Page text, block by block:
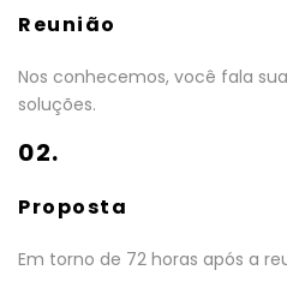
Reunião
Nos conhecemos, você fala
soluções.
02.
Proposta
Em torno de 72 horas após a